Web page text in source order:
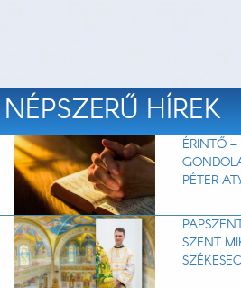
NÉPSZERŰ HÍREK
ÉRINTŐ
PÉTER
SZENT